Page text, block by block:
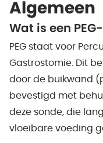
Algemeen
Wat is een
PEG staat voor
Gastrostomie. Dit
door de buikwand
bevestigd met
deze sonde, die
vloeibare voeding